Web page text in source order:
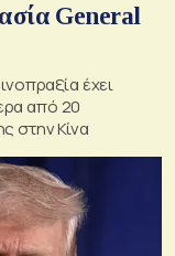
General
έχει
από 20
στην Κίνα